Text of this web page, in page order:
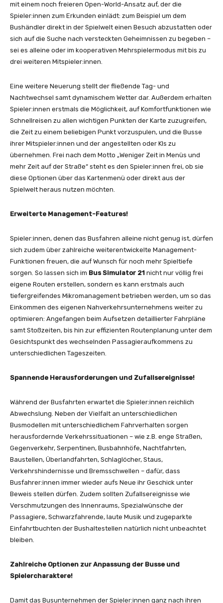
mit einem noch freieren Open-World-Ansatz auf, der die
Spieler:innen zum Erkunden einlädt: zum Beispiel um dem
Bushändler direkt in der Spielwelt einen Besuch abzustatten oder
sich auf die Suche nach versteckten Geheimnissen zu begeben –
sei es alleine oder im kooperativen Mehrspielermodus mit bis zu
drei weiteren Mitspieler:innen.
Eine weitere Neuerung stellt der fließende Tag- und
Nachtwechsel samt dynamischem Wetter dar. Außerdem erhalten
Spieler:innen erstmals die Möglichkeit, auf Komfortfunktionen wie
Schnellreisen zu allen wichtigen Punkten der Karte zuzugreifen,
die Zeit zu einem beliebigen Punkt vorzuspulen, und die Busse
ihrer Mitspieler:innen und der angestellten oder KIs zu
übernehmen. Frei nach dem Motto „Weniger Zeit in Menüs und
mehr Zeit auf der Straße“ steht es den Spieler:innen frei, ob sie
diese Optionen über das Kartenmenü oder direkt aus der
Spielwelt heraus nutzen möchten.
Erweiterte Management-Features!
Spieler:innen, denen das Busfahren alleine nicht genug ist, dürfen
sich zudem über zahlreiche weiterentwickelte Management-
Funktionen freuen, die auf Wunsch für noch mehr Spieltiefe
sorgen. So lassen sich im Bus Simulator 21 nicht nur völlig frei
eigene Routen erstellen, sondern es kann erstmals auch
tiefergreifendes Mikromanagement betrieben werden, um so das
Einkommen des eigenen Nahverkehrsunternehmens weiter zu
optimieren: Angefangen beim Aufsetzen detaillierter Fahrpläne
samt Stoßzeiten, bis hin zur effizienten Routenplanung unter dem
Gesichtspunkt des wechselnden Passagieraufkommens zu
unterschiedlichen Tageszeiten.
Spannende Herausforderungen und Zufallsereignisse!
Während der Busfahrten erwartet die Spieler:innen reichlich
Abwechslung. Neben der Vielfalt an unterschiedlichen
Busmodellen mit unterschiedlichem Fahrverhalten sorgen
herausfordernde Verkehrssituationen – wie z.B. enge Straßen,
Gegenverkehr, Serpentinen, Busbahnhöfe, Nachtfahrten,
Baustellen, Überlandfahrten, Schlaglöcher, Staus,
Verkehrshindernisse und Bremsschwellen – dafür, dass
Busfahrer:innen immer wieder aufs Neue ihr Geschick unter
Beweis stellen dürfen. Zudem sollten Zufallsereignisse wie
Verschmutzungen des Innenraums, Spezialwünsche der
Passagiere, Schwarzfahrende, laute Musik und zugeparkte
Einfahrtbuchten der Bushaltestellen natürlich nicht unbeachtet
bleiben.
Zahlreiche Optionen zur Anpassung der Busse und
Spielercharaktere!
Damit das Busunternehmen der Spieler:innen ganz nach ihren